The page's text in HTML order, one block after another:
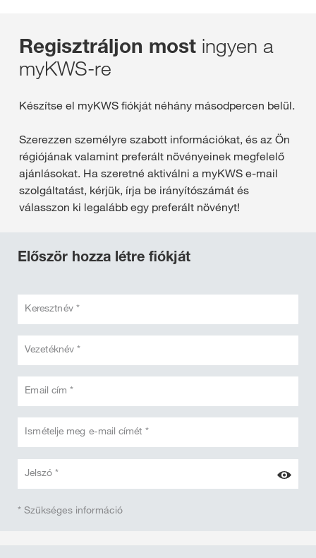
Regisztráljon most ingyen a
myKWS-re
Készítse el myKWS fiókját néhány másodpercen belül.
Szerezzen személyre szabott információkat, és az Ön
régiójának valamint preferált növényeinek megfelelő
ajánlásokat. Ha szeretné aktiválni a myKWS e-mail
szolgáltatást, kérjük, írja be irányítószámát és
válasszon ki legalább egy preferált növényt!
Először hozza létre fiókját
Keresztnév *
Vezetéknév *
Email cím *
Ismételje meg e-mail címét *
Jelszó *
* Szükséges információ